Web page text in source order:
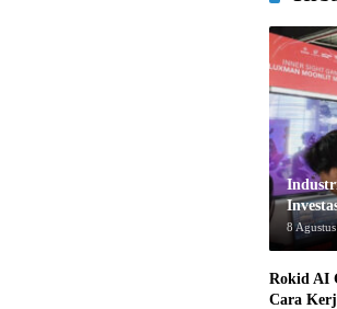
8
Rokid AI
Cara